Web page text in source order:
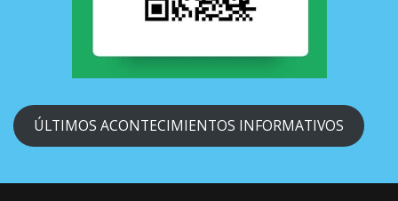
ÚLTIMOS ACONTECIMIENTOS INFORMATIVOS